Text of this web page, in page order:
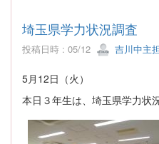
埼玉県学力状況調査
投稿日時 : 05/12 吉川中主
5月12日（火）
本日３年生は、埼玉県学力状